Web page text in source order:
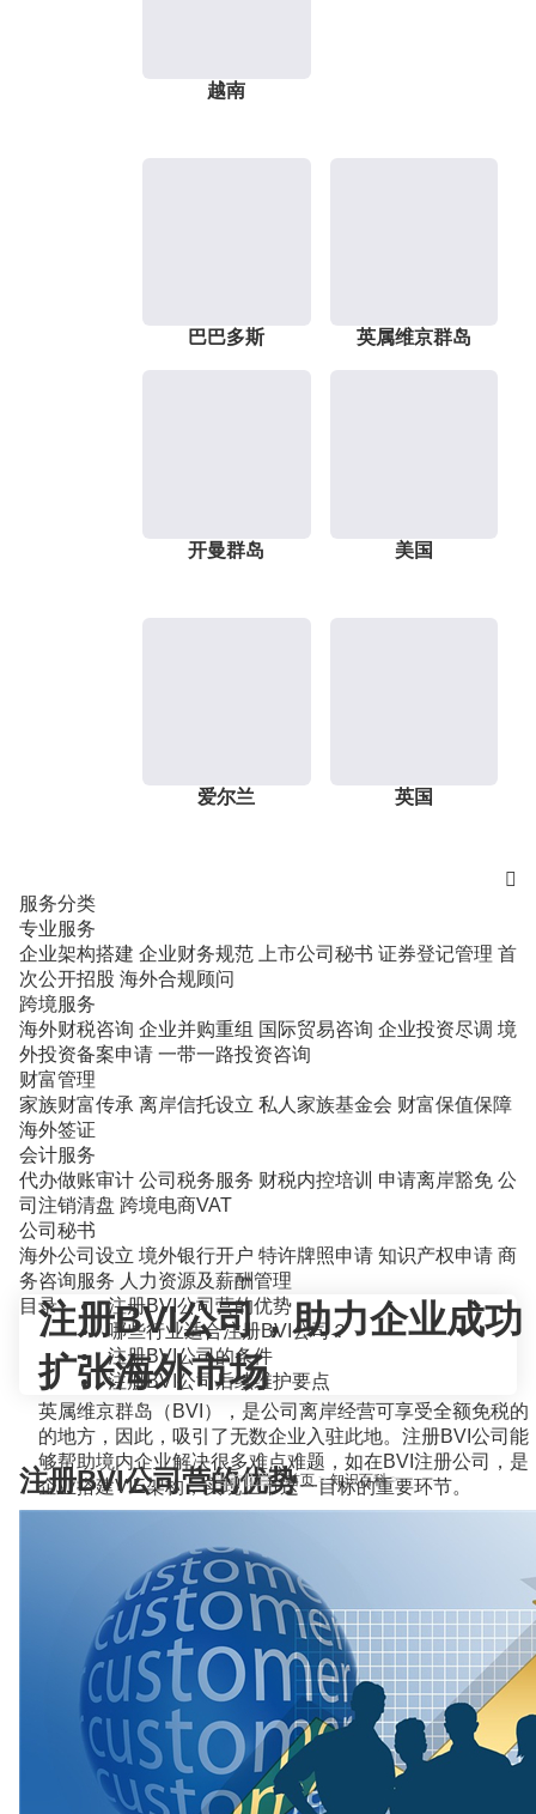
越南
巴巴多斯 英属维京群岛
开曼群岛 美国
爱尔兰 英国

服务分类
专业服务
企业架构搭建 企业财务规范 上市公司秘书 证券登记管理 首
次公开招股 海外合规顾问
跨境服务
海外财税咨询 企业并购重组 国际贸易咨询 企业投资尽调 境
外投资备案申请 一带一路投资咨询
财富管理
家族财富传承 离岸信托设立 私人家族基金会 财富保值保障
海外签证
会计服务
代办做账审计 公司税务服务 财税内控培训 申请离岸豁免 公
司注销清盘 跨境电商VAT
公司秘书
海外公司设立 境外银行开户 特许牌照申请 知识产权申请 商
务咨询服务 人力资源及薪酬管理
当前位置：首页>知识百科>
注册BVI公司，助力企业成功
扩张海外市场
英属维京群岛（BVI），是公司离岸经营可享受全额免税的
的地方，因此，吸引了无数企业入驻此地。注册BVI公司能
够帮助境内企业解决很多难点难题，如在BVI注册公司，是
企业搭建VIE架构，实现上市这一目标的重要环节。
目录
注册BVI公司营的优势
哪些行业适合注册BVI公司？
注册BVI公司的条件
注册BVI公司后续维护要点
注册BVI公司营的优势